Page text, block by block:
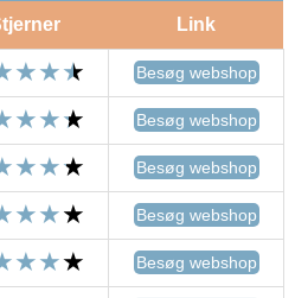
Link
Besøg webshop
Besøg webshop
Besøg webshop
Besøg webshop
Besøg webshop